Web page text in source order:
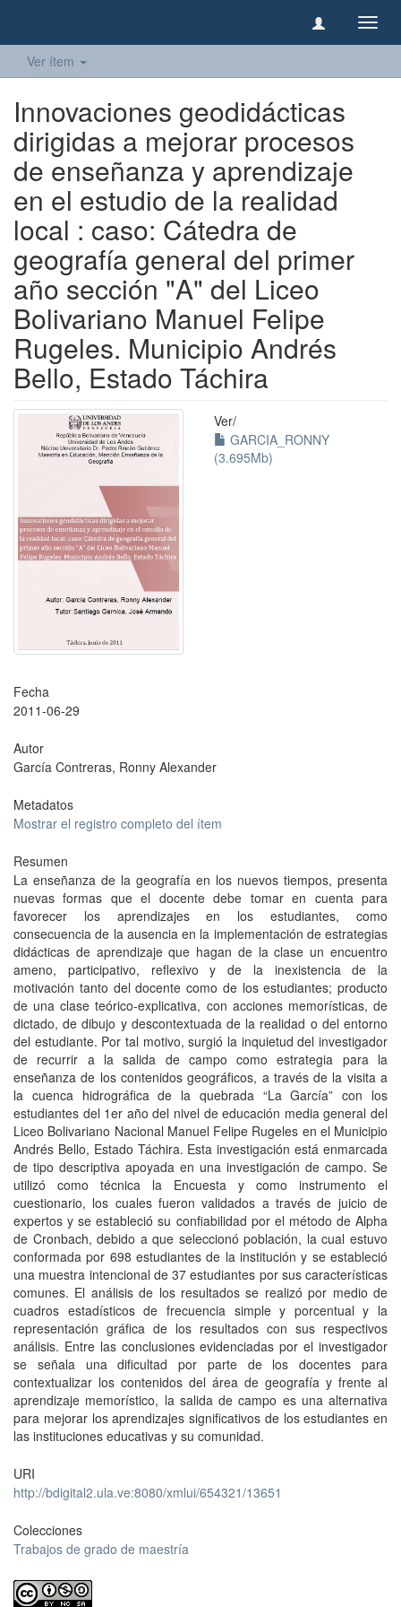
Ver ítem
Innovaciones geodidácticas
dirigidas a mejorar procesos
de enseñanza y aprendizaje
en el estudio de la realidad
local : caso: Cátedra de
geografía general del primer
año sección "A" del Liceo
Bolivariano Manuel Felipe
Rugeles. Municipio Andrés
Bello, Estado Táchira
Ver/
GARCIA_RONNY
(3.695Mb)
Fecha
2011-06-29
Autor
García Contreras, Ronny Alexander
Metadatos
Mostrar el registro completo del ítem
Resumen
La enseñanza de la geografía en los nuevos tiempos, presenta
nuevas formas que el docente debe tomar en cuenta para
favorecer los aprendizajes en los estudiantes, como
consecuencia de la ausencia en la implementación de estrategias
didácticas de aprendizaje que hagan de la clase un encuentro
ameno, participativo, reflexivo y de la inexistencia de la
motivación tanto del docente como de los estudiantes; producto
de una clase teórico-explicativa, con acciones memorísticas, de
dictado, de dibujo y descontextuada de la realidad o del entorno
del estudiante. Por tal motivo, surgió la inquietud del investigador
de recurrir a la salida de campo como estrategia para la
enseñanza de los contenidos geográficos, a través de la visita a
la cuenca hidrográfica de la quebrada “La García” con los
estudiantes del 1er año del nivel de educación media general del
Liceo Bolivariano Nacional Manuel Felipe Rugeles en el Municipio
Andrés Bello, Estado Táchira. Esta investigación está enmarcada
de tipo descriptiva apoyada en una investigación de campo. Se
utilizó como técnica la Encuesta y como instrumento el
cuestionario, los cuales fueron validados a través de juicio de
expertos y se estableció su confiabilidad por el método de Alpha
de Cronbach, debido a que seleccionó población, la cual estuvo
conformada por 698 estudiantes de la institución y se estableció
una muestra intencional de 37 estudiantes por sus características
comunes. El análisis de los resultados se realizó por medio de
cuadros estadísticos de frecuencia simple y porcentual y la
representación gráfica de los resultados con sus respectivos
análisis. Entre las conclusiones evidenciadas por el investigador
se señala una dificultad por parte de los docentes para
contextualizar los contenidos del área de geografía y frente al
aprendizaje memorístico, la salida de campo es una alternativa
para mejorar los aprendizajes significativos de los estudiantes en
las instituciones educativas y su comunidad.
URI
http://bdigital2.ula.ve:8080/xmlui/654321/13651
Colecciones
Trabajos de grado de maestría